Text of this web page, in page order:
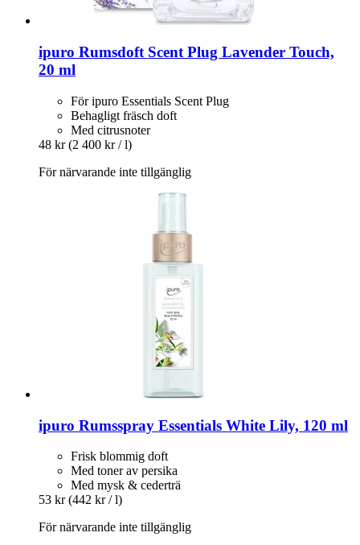
ipuro Rumsdoft Scent Plug Lavender Touch,
20 ml
För ipuro Essentials Scent Plug
Behagligt fräsch doft
Med citrusnoter
48 kr (2 400 kr / l)
För närvarande inte tillgänglig
ipuro Rumsspray Essentials White Lily, 120 ml
Frisk blommig doft
Med toner av persika
Med mysk & cederträ
53 kr (442 kr / l)
För närvarande inte tillgänglig